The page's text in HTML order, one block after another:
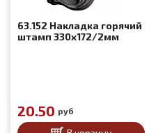
63.152 Накладка горячий
штамп 330x172/2мм
20.50 руб